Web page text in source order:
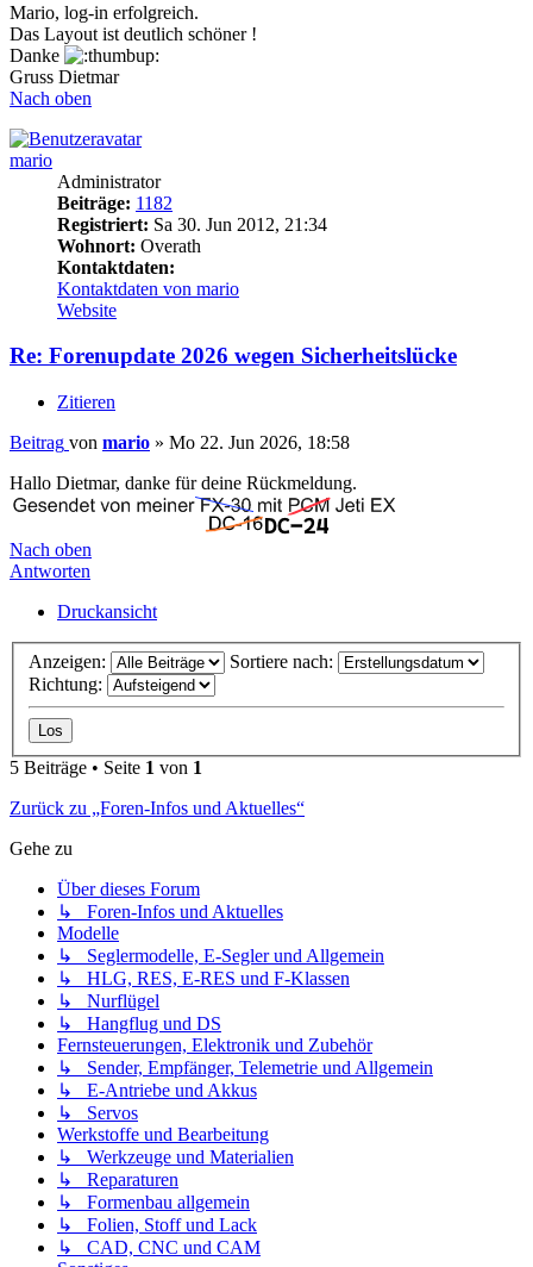
Mario, log-in erfolgreich.
Das Layout ist deutlich schöner !
Danke
Gruss Dietmar
Nach oben
mario
Administrator
Beiträge: 1182
Registriert: Sa 30. Jun 2012, 21:34
Wohnort: Overath
Kontaktdaten:
Kontaktdaten von mario
Website
Re: Forenupdate 2026 wegen Sicherheitslücke
Zitieren
Beitrag von mario » Mo 22. Jun 2026, 18:58
Hallo Dietmar, danke für deine Rückmeldung.
Nach oben
Antworten
Druckansicht
Anzeigen:
Sortiere nach:
Richtung:
5 Beiträge • Seite 1 von 1
Zurück zu „Foren-Infos und Aktuelles“
Gehe zu
Über dieses Forum
↳ Foren-Infos und Aktuelles
Modelle
↳ Seglermodelle, E-Segler und Allgemein
↳ HLG, RES, E-RES und F-Klassen
↳ Nurflügel
↳ Hangflug und DS
Fernsteuerungen, Elektronik und Zubehör
↳ Sender, Empfänger, Telemetrie und Allgemein
↳ E-Antriebe und Akkus
↳ Servos
Werkstoffe und Bearbeitung
↳ Werkzeuge und Materialien
↳ Reparaturen
↳ Formenbau allgemein
↳ Folien, Stoff und Lack
↳ CAD, CNC und CAM